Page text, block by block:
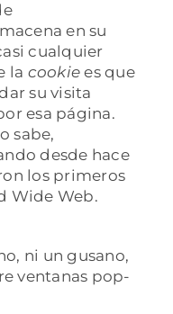
en su
cualquier
la cookie es que
su visita
esa página.
sabe,
desde hace
los primeros
Wide Web.
ni un gusano,
ventanas pop-